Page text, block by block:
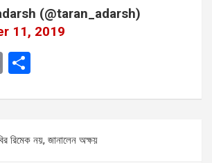
(@taran_adarsh)
11, 2019
E
ail ar
রিমেক নয়, জানালেন অক্ষয়